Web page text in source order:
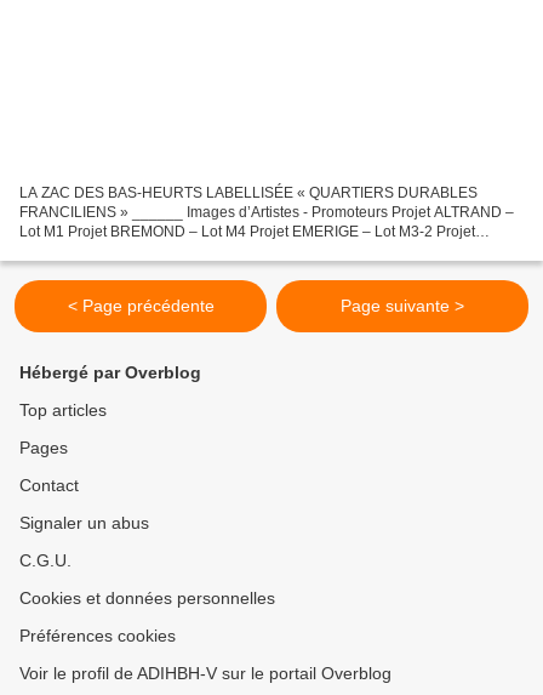
LA ZAC DES BAS-HEURTS LABELLISÉE « QUARTIERS DURABLES
FRANCILIENS » ______ Images d’Artistes - Promoteurs Projet ALTRAND –
Lot M1 Projet BREMOND – Lot M4 Projet EMERIGE – Lot M3-2 Projet
< Page précédente Page suivante >
Hébergé par Overblog
Top articles
Pages
Contact
Signaler un abus
C.G.U.
Cookies et données personnelles
Préférences cookies
Voir le profil de ADIHBH-V sur le portail Overblog